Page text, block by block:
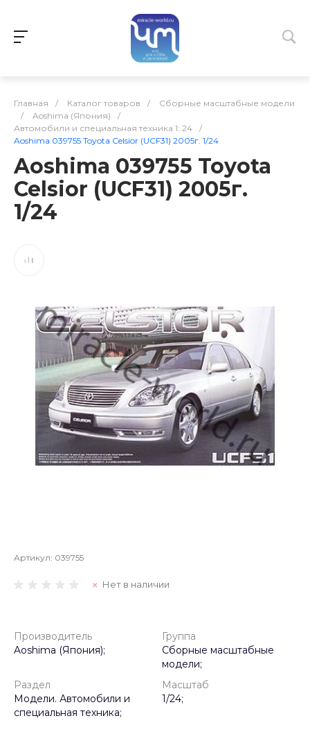
Главная / Каталог товаров /
Сборные масштабные модели
/
Aoshima (Япония)
/
Автомобили и специальная техника 1: 24
/
Aoshima 039755 Toyota Celsior (UCF31) 2005г. 1/24
Aoshima 039755 Toyota
Celsior (UCF31) 2005г.
1/24
Артикул: 039755
Нет в наличии
Производитель
Aoshima (Япония);
Группа
Сборные масштабные
модели;
Раздел
Модели. Автомобили и
специальная техника;
Масштаб
1/24;